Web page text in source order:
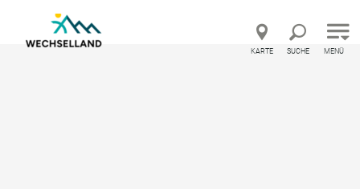
Direkt zur Volltextsuche
Direkt zum Inhalt
KARTE SUCHE MENÜ